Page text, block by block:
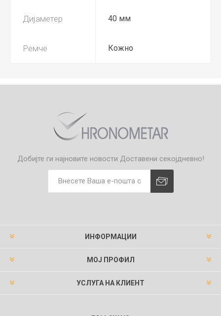
Дијаметер 40 мм
Ремче Кожно
Добијте ги најновите новости Доставени секојдневно!
ИНФОРМАЦИИ
МОЈ ПРОФИЛ
УСЛУГА НА КЛИЕНТ